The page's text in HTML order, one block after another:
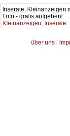
Inserate, Kleinanzeigen
Foto - gratis aufgeben!
Kleinanzeigen, Inserate...
über uns